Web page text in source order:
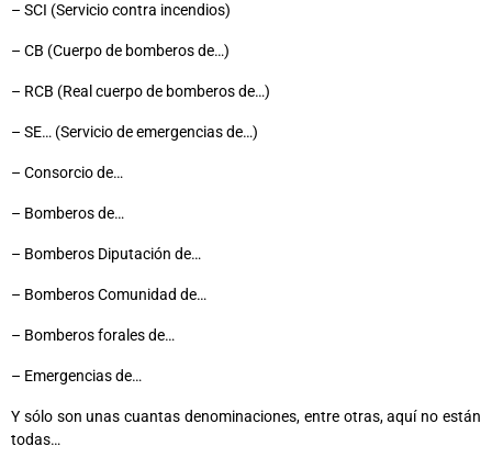
– SCI (Servicio contra incendios)
– CB (Cuerpo de bomberos de…)
– RCB (Real cuerpo de bomberos de…)
– SE… (Servicio de emergencias de…)
– Consorcio de…
– Bomberos de…
– Bomberos Diputación de…
– Bomberos Comunidad de…
– Bomberos forales de…
– Emergencias de…
Y sólo son unas cuantas denominaciones, entre otras, aquí no están
todas…